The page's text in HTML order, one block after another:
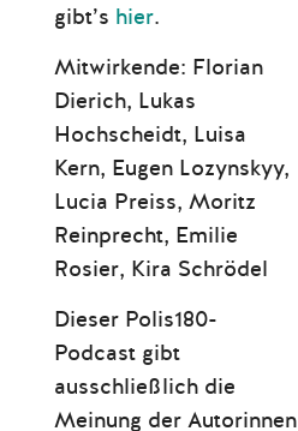
gibt’s hier.
Mitwirkende: Florian
Dierich, Lukas
Hochscheidt, Luisa
Kern, Eugen Lozynskyy,
Lucia Preiss, Moritz
Reinprecht, Emilie
Rosier, Kira Schrödel
Dieser Polis180-
Podcast gibt
ausschließlich die
Meinung der Autorinnen